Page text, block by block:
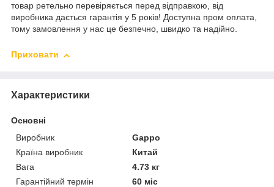
товар ретельно перевіряється перед відправкою, від
виробника дається гарантія у 5 років! Доступна пром оплата,
тому замовлення у нас це безпечно, швидко та надійно.
Приховати
Характеристики
Основні
Виробник
Gappo
Країна виробник
Китай
Вага
4.73 кг
Гарантійний термін
60 міс